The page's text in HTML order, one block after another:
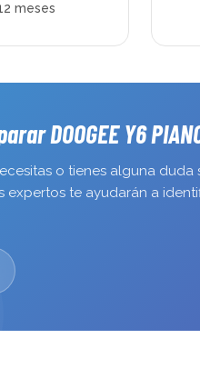
meses
DOOGEE Y6
o tienes alguna duda
expertos te ayudarán a